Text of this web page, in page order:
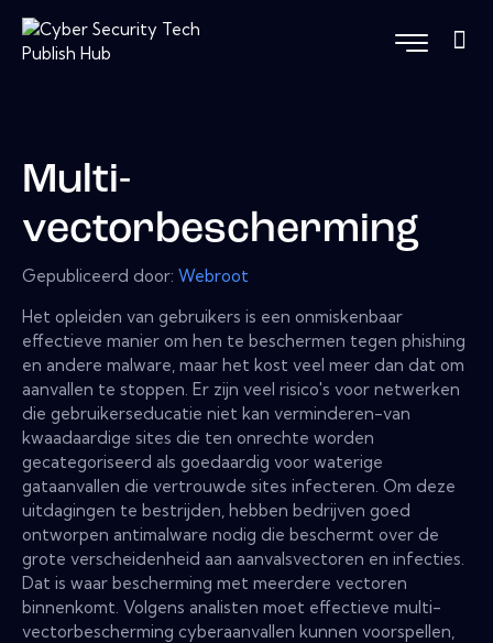
Multi-
vectorbescherming
Gepubliceerd door: Webroot
Het opleiden van gebruikers is een onmiskenbaar
effectieve manier om hen te beschermen tegen phishing
en andere malware, maar het kost veel meer dan dat om
aanvallen te stoppen. Er zijn veel risico's voor netwerken
die gebruikerseducatie niet kan verminderen-van
kwaadaardige sites die ten onrechte worden
gecategoriseerd als goedaardig voor waterige
gataanvallen die vertrouwde sites infecteren. Om deze
uitdagingen te bestrijden, hebben bedrijven goed
ontworpen antimalware nodig die beschermt over de
grote verscheidenheid aan aanvalsvectoren en infecties.
Dat is waar bescherming met meerdere vectoren
binnenkomt. Volgens analisten moet effectieve multi-
vectorbescherming cyberaanvallen kunnen voorspellen,